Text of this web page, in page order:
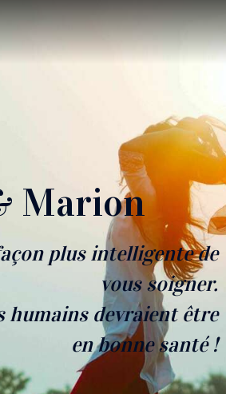
Marion
plus intelligente de
vous soigner.
humains devraient être
en bonne santé !